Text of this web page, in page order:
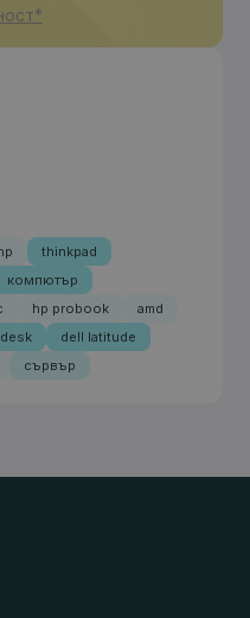
thinkpad
компютър
hp probook
amd
dell latitude
сървър